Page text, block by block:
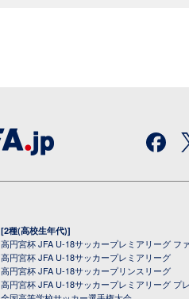
[2種(高校生年代)]
高円宮杯 JFA U-18サッカープレミアリーグ フ
高円宮杯 JFA U-18サッカープレミアリーグ
高円宮杯 JFA U-18サッカープリンスリーグ
高円宮杯 JFA U-18サッカープレミアリーグ プ